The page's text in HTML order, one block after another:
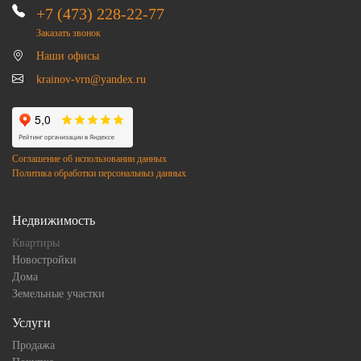
+7 (473) 228-22-77
Заказать звонок
Наши офисы
krainov-vrn@yandex.ru
Соглашение об использовании данных
Политика обработки персональныз данных
Недвижимость
Квартиры
Новостройки
Дома
Земельные участки
Услуги
Продажа